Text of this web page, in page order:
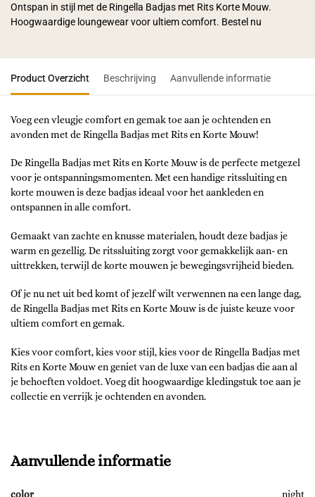
Ontspan in stijl met de Ringella Badjas met Rits Korte Mouw.
Hoogwaardige loungewear voor ultiem comfort. Bestel nu
Product Overzicht Beschrijving Aanvullende informatie
Voeg een vleugje comfort en gemak toe aan je ochtenden en
avonden met de Ringella Badjas met Rits en Korte Mouw!
De Ringella Badjas met Rits en Korte Mouw is de perfecte metgezel
voor je ontspanningsmomenten. Met een handige ritssluiting en
korte mouwen is deze badjas ideaal voor het aankleden en
ontspannen in alle comfort.
Gemaakt van zachte en knusse materialen, houdt deze badjas je
warm en gezellig. De ritssluiting zorgt voor gemakkelijk aan- en
uittrekken, terwijl de korte mouwen je bewegingsvrijheid bieden.
Of je nu net uit bed komt of jezelf wilt verwennen na een lange dag,
de Ringella Badjas met Rits en Korte Mouw is de juiste keuze voor
ultiem comfort en gemak.
Kies voor comfort, kies voor stijl, kies voor de Ringella Badjas met
Rits en Korte Mouw en geniet van de luxe van een badjas die aan al
je behoeften voldoet. Voeg dit hoogwaardige kledingstuk toe aan je
collectie en verrijk je ochtenden en avonden.
Aanvullende informatie
color night